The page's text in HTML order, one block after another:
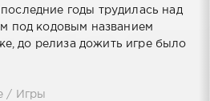
годы трудилась над
под кодовым названием
до релиза дожить игре было
/ Игры